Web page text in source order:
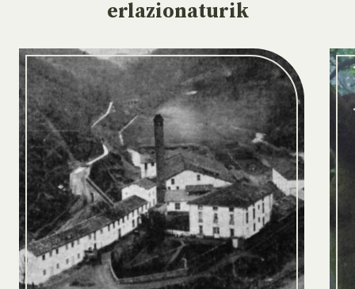
erlazionaturik